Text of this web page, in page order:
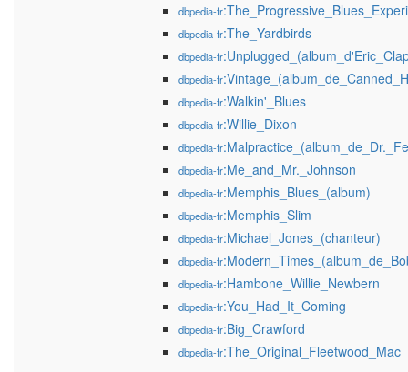
dbpedia-fr
dbpedia-fr:The_Yardbirds
dbpedia-fr
dbpedia-fr
dbpedia-fr:Walkin'_Blues
dbpedia-fr:Willie_Dixon
dbpedia-fr
dbpedia-fr:Me_and_Mr._Johnson
dbpedia-fr:Memphis_Blues_(album)
dbpedia-fr:Memphis_Slim
dbpedia-fr:Michael_Jones_(chanteur)
dbpedia-fr
dbpedia-fr:Hambone_Willie_Newbern
dbpedia-fr:You_Had_It_Coming
dbpedia-fr:Big_Crawford
dbpedia-fr:The_Original_Fleetwood_Mac